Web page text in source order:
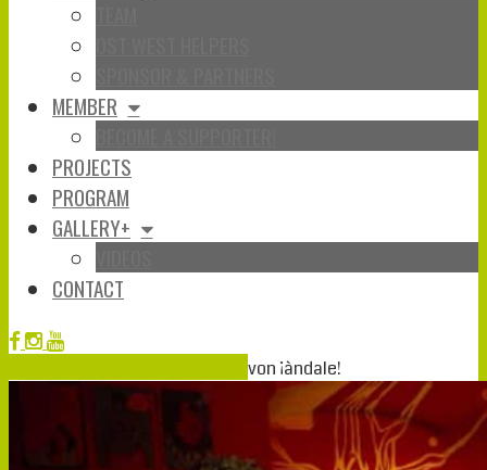
MEMBER
PROJECTS
PROGRAM
GALLERY+
CONTACT
von ¡àndale!